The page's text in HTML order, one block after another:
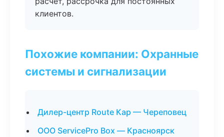
клиентов.
Похожие компании: Охранные
системы и сигнализации
Дилер-центр Route Кар — Череповец
ООО ServicePro Box — Красноярск